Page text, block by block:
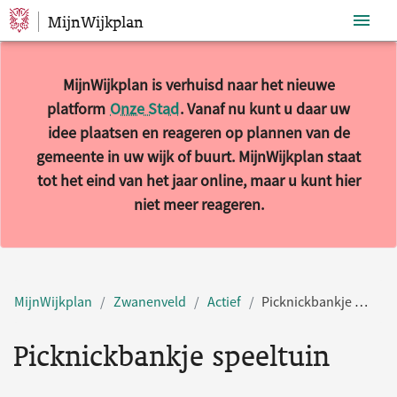
Sla navigatie over
MijnWijkplan
MijnWijkplan is verhuisd naar het nieuwe
platform Onze Stad. Vanaf nu kunt u daar uw
idee plaatsen en reageren op plannen van de
gemeente in uw wijk of buurt. MijnWijkplan staat
tot het eind van het jaar online, maar u kunt hier
niet meer reageren.
MijnWijkplan Zwanenveld Actief Picknickbankje speeltuin
Picknickbankje speeltuin